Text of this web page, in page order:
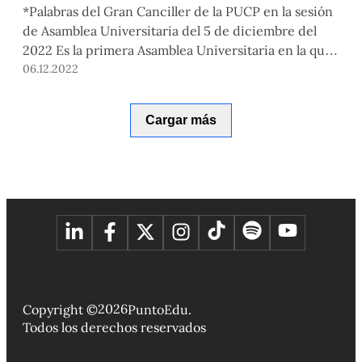
*Palabras del Gran Canciller de la PUCP en la sesión
de Asamblea Universitaria del 5 de diciembre del
2022 Es la primera Asamblea Universitaria en la que,
de manera presencial, participo como Gran
reafirmando, hoy, su identidad centenaria de
Pontificia Universidad Católica del Perú en
06.12.2022
Cargar más
Copyright ©2026PuntoEdu.
Todos los derechos reservados